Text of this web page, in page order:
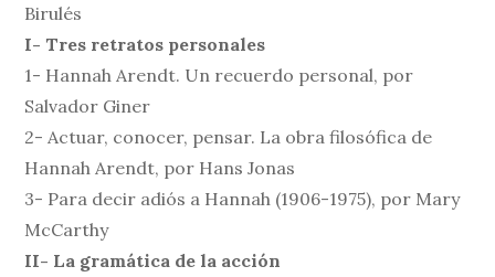
Birulés
I- Tres retratos personales
1- Hannah Arendt. Un recuerdo personal, por
Salvador Giner
2- Actuar, conocer, pensar. La obra filosófica de
Hannah Arendt, por Hans Jonas
3- Para decir adiós a Hannah (1906-1975), por Mary
McCarthy
II- La gramática de la acción